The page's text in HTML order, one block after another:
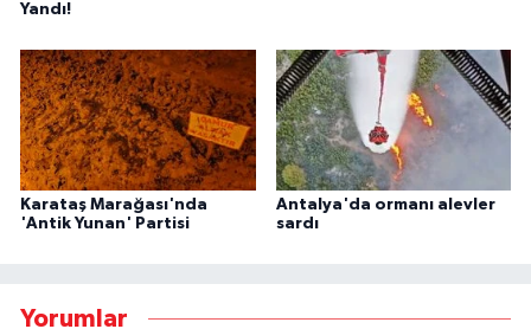
Yandı!
Karataş Marağası'nda
'Antik Yunan' Partisi
Antalya'da ormanı alevler
sardı
Yorumlar